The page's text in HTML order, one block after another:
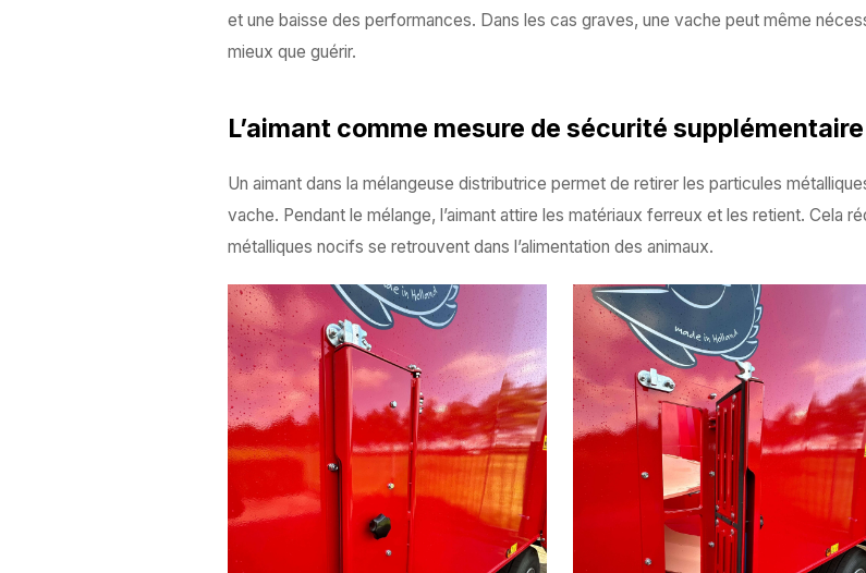
et une baisse des performances. Dans les cas graves, une vache peut même
mieux que guérir.
L’aimant comme mesure de sécurité supplémentaire
Un aimant dans la mélangeuse distributrice permet de retirer les particules
vache. Pendant le mélange, l’aimant attire les matériaux ferreux et les retient. Cela
métalliques nocifs se retrouvent dans l’alimentation des animaux.